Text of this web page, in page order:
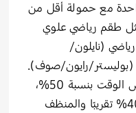
مع حمولة أقل من
مثل طقم رياضي علوي
(نايلون/
رايون/صوف).
مقارنةً بالبرنامج القياسي، تم تقليص الوقت بنسبة 50%،
مع تقليل استهلاك المياه بنسبة 40% تقريبًا والمنظف